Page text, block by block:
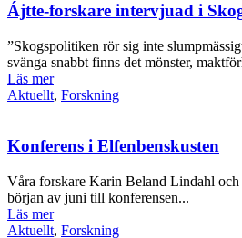
Ájtte-forskare intervjuad i
”Skogspolitiken rör sig inte
svänga snabbt finns det mönster,
Läs mer
Aktuellt, Forskning
Konferens i Elfenbenskusten
Våra forskare Karin Beland Lindahl
början av juni till konferensen...
Läs mer
Aktuellt, Forskning